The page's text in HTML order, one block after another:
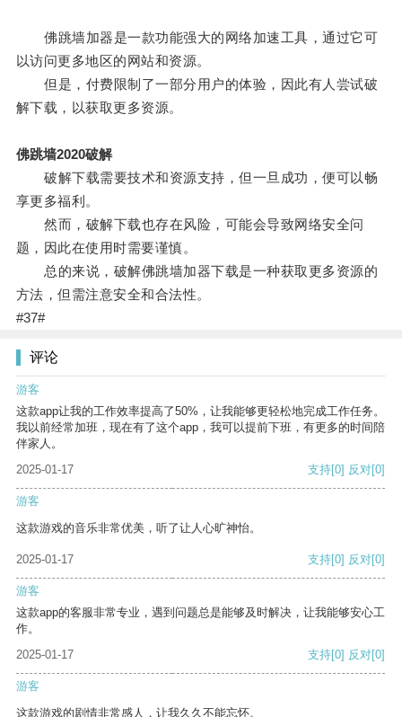
佛跳墙加器是一款功能强大的网络加速工具，通过它可
以访问更多地区的网站和资源。
但是，付费限制了一部分用户的体验，因此有人尝试破
解下载，以获取更多资源。
佛跳墙2020破解
破解下载需要技术和资源支持，但一旦成功，便可以畅
享更多福利。
然而，破解下载也存在风险，可能会导致网络安全问
题，因此在使用时需要谨慎。
总的来说，破解佛跳墙加器下载是一种获取更多资源的
方法，但需注意安全和合法性。
#37#
评论
游客
这款app让我的工作效率提高了50%，让我能够更轻松地完成工作任务。
我以前经常加班，现在有了这个app，我可以提前下班，有更多的时间陪
伴家人。
2025-01-17
支持[0] 反对[0]
游客
这款游戏的音乐非常优美，听了让人心旷神怡。
2025-01-17 支持[0] 反对[0]
游客
这款app的客服非常专业，遇到问题总是能够及时解决，让我能够安心工
作。
2025-01-17
支持[0] 反对[0]
游客
这款游戏的剧情非常感人，让我久久不能忘怀。